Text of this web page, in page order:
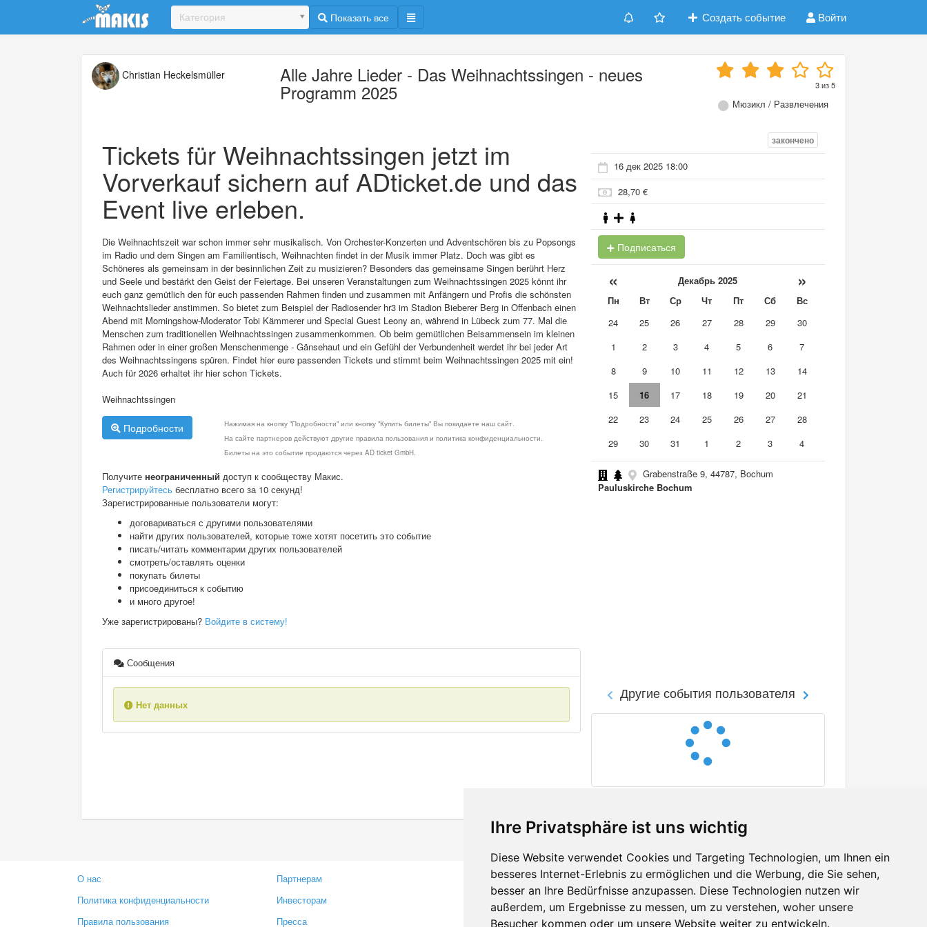
Ihre Privatsphäre ist uns wichtig
Diese Website verwendet Cookies und Targeting Technologien, um Ihnen ein
besseres Internet-Erlebnis zu ermöglichen und die Werbung, die Sie sehen,
besser an Ihre Bedürfnisse anzupassen. Diese Technologien nutzen wir
außerdem, um Ergebnisse zu messen, um zu verstehen, woher unsere
Besucher kommen oder um unsere Website weiter zu entwickeln.
Update cookies preferences
Категория Показать все Создать событие Войти
Christian Heckelsmüller Alle Jahre Lieder - Das Weihnachtssingen - neues
Programm 2025 3из5
Мюзикл / Развлечения
Tickets für Weihnachtssingen jetzt im
Vorverkauf sichern auf ADticket.de und das
Event live erleben.
Die Weihnachtszeit war schon immer sehr musikalisch. Von Orchester-Konzerten und Adventschören bis zu Popsongs
im Radio und dem Singen am Familientisch, Weihnachten findet in der Musik immer Platz. Doch was gibt es
Schöneres als gemeinsam in der besinnlichen Zeit zu musizieren? Besonders das gemeinsame Singen berührt Herz
und Seele und bestärkt den Geist der Feiertage. Bei unseren Veranstaltungen zum Weihnachtssingen 2025 könnt ihr
euch ganz gemütlich den für euch passenden Rahmen finden und zusammen mit Anfängern und Profis die schönsten
Weihnachtslieder anstimmen. So bietet zum Beispiel der Radiosender hr3 im Stadion Bieberer Berg in Offenbach einen
Abend mit Morningshow-Moderator Tobi Kämmerer und Special Guest Leony an, während in Lübeck zum 77. Mal die
Menschen zum traditionellen Weihnachtssingen zusammenkommen. Ob beim gemütlichen Beisammensein im kleinen
Rahmen oder in einer großen Menschenmenge - Gänsehaut und ein Gefühl der Verbundenheit werdet ihr bei jeder Art
des Weihnachtssingens spüren. Findet hier eure passenden Tickets und stimmt beim Weihnachtssingen 2025 mit ein!
Auch für 2026 erhaltet ihr hier schon Tickets.
Weihnachtssingen
Подробности
Нажимая на кнопку "Подробности" или кнопку "Купить билеты" Вы покидаете наш сайт.
На сайте партнеров действуют другие правила пользования и политика конфиденциальности.
Билеты на это событие продаются через AD ticket GmbH.
Получите неограниченный доступ к сообществу Макис.
Регистрируйтесь бесплатно всего за 10 секунд!
Зарегистрированные пользователи могут:
договариваться с другими пользователями
найти других пользователей, которые тоже хотят посетить это событие
писать/читать комментарии других пользователей
смотреть/оставлять оценки
покупать билеты
присоединиться к событию
и много другое!
Уже зарегистрированы? Войдите в систему!
Сообщения
Нет данных
закончено
16 дек 2025 18:00
28,70 €
Подписаться
« Декабрь 2025 »
Пн Вт Ср Чт Пт Сб
Вс
24
25 26 27 28 29
30
1
2 3 4 5 6
7
8
9 10 11 12 13
14
15
16 17 18 19 20
21
22
23 24 25 26 27
28
29
30 31 1 2 3 4
Grabenstraße 9, 44787, Bochum
Pauluskirche Bochum
Другие события пользователя
О нас
Политика конфиденциальности
Правила пользования
Партнерам
Инвесторам
Пресса
Контакты
Оставить отзыв
Сообщить об ошибке
Facebook
Twitter
YouTube